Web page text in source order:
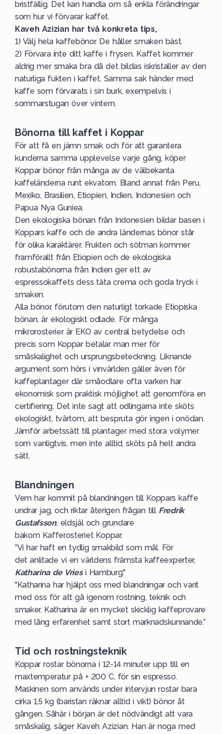
bristfällig. Det kan handla om så enkla förändringar
som hur vi förvarar kaffet.
Kaveh Azizian har två konkreta tips,
1) Välj hela kaffebönor. De håller smaken bäst.
2) Förvara inte ditt kaffe i frysen. Kaffet kommer
aldrig mer smaka bra då det bildas iskristaller av den
naturliga fukten i kaffet. Samma sak händer med
kaffe som förvarats i sin burk, exempelvis i
sommarstugan över vintern.
Bönorna till kaffet i Koppar
För att få en jämn smak och för att garantera
kunderna samma upplevelse varje gång, köper
Koppar bönor från många av de välbekanta
kaffeländerna runt ekvatorn. Bland annat från Peru,
Mexiko, Brasilien, Etiopien, Indien, Indonesien och
Papua Nya Guniea.
Den ekologiska bönan från Indonesien bildar basen i
Koppars kaffe och de andra ländernas bönor står
för olika karaktärer. Frukten och sötman kommer
framförallt från Etiopien och de ekologiska
robustabönorna från Indien ger ett av
espressokaffets dess täta crema och goda tryck i
smaken.
Alla bönor, förutom den naturligt torkade Etiopiska
bönan, är ekologiskt odlade. För många
mikrorosterier är EKO av central betydelse och
precis som Koppar betalar man mer för
småskalighet och ursprungsbeteckning. Liknande
argument som hörs i vinvärlden gäller även för
kaffeplantager där småodlare ofta varken har
ekonomisk som praktisk möjlighet att genomföra en
certifiering. Det inte sagt att odlingarna inte sköts
ekologiskt, tvärtom, att bespruta gör ingen i onödan.
Jämför arbetssätt till plantager med stora volymer
som vanligtvis, men inte alltid, sköts på helt andra
sätt.
Blandningen
Vem har kommit på blandningen till Koppars kaffe
undrar jag, och riktar återigen frågan till Fredrik
Gustafsson, eldsjäl och grundare
bakom Kafferosteriet Koppar.
”Vi har haft en tydlig smakbild som mål. För
det anlitade vi en världens främsta kaffeexperter,
Katharina de Vries i Hamburg."
"Katharina har hjälpt oss med blandningar och varit
med oss för att gå igenom rostning, teknik och
smaker. Katharina är en mycket skicklig kaffeprovare
med lång erfarenhet samt stort marknadskunnande.”
Tid och rostningsteknik
Koppar rostar bönorna i 12-14 minuter upp till en
maxtemperatur på + 200 C, för sin espresso.
Maskinen som används under intervjun rostar bara
cirka 1,5 kg (baristan räknar alltid i vikt) bönor åt
gången. Såhär i början är det nödvändigt att vara
småskalig, säger Kaveh Azizian. Han är noga med